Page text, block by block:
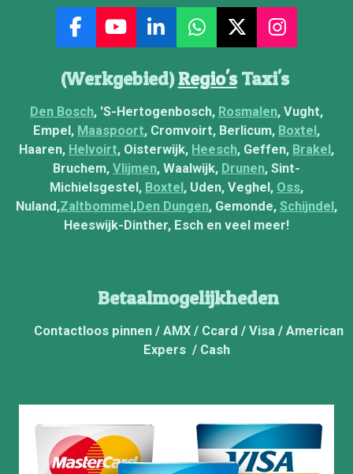
F
c
b
o
o
k
Y
u
T
u
b
e
L
n
e
d
I
n
W
a
t
s
A
p
p
X
I
s
a
g
r
a
m
(Werkgebied)Regio'sTaxi's
Den Bosch, 'S-Hertogenbosch, Rosmalen, Vught,
Empel, Maaspoort, Cromvoirt, Berlicum, Boxtel ,
Haaren, Helvoirt, Oisterwijk, Heesch, Geffen, Brakel ,
Bruchem, Vlijmen, Waalwijk, Drunen, Sint-
Michielsgestel, Boxtel , Uden, Veghel, Oss,
Nuland,Zaltbommel ,Den Dungen, Gemonde, Schijndel ,
Heeswijk-Dinther, Esch en veel meer!
Betaalmogelijkheden
Contactloos pinnen / AMX / Ccard / Visa / American
Expers / Cash